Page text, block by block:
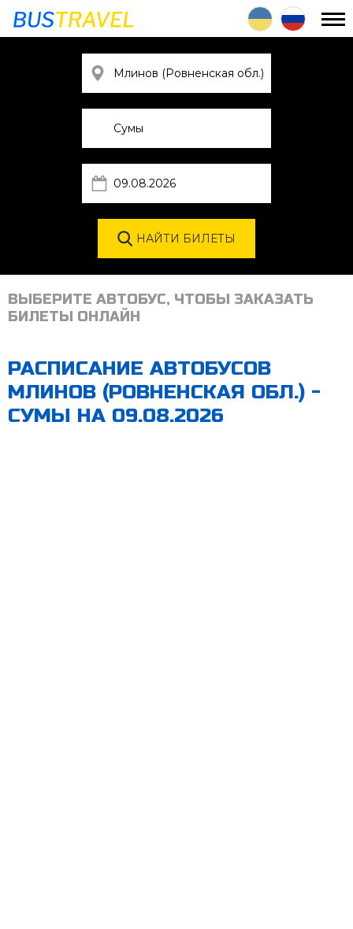
ВЫБЕРИТЕ АВТОБУС, ЧТОБЫ ЗАКАЗАТЬ
БИЛЕТЫ ОНЛАЙН
РАСПИСАНИЕ АВТОБУСОВ
МЛИНОВ (РОВНЕНСКАЯ ОБЛ.) -
СУМЫ НА 09.08.2026